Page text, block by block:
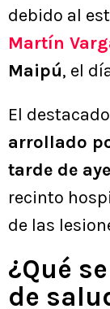
debido al
Martín
Maipú, el
El
arrollado
tarde de
recinto
de las
¿Qué
de